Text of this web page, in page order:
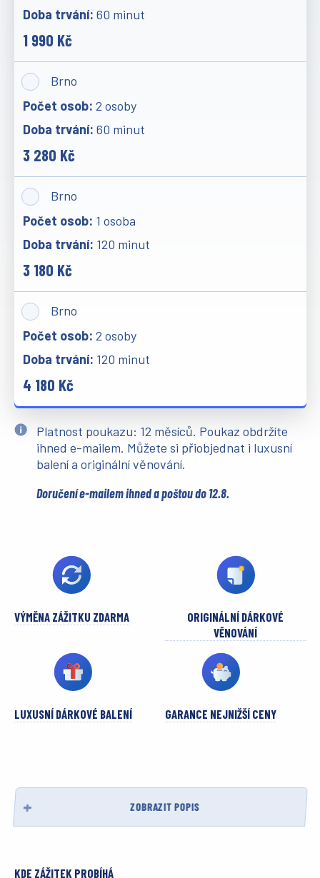
60 minut
1 990 Kč
Brno
2 osoby
60 minut
3 280 Kč
Brno
1 osoba
120 minut
3 180 Kč
Brno
2 osoby
120 minut
4 180 Kč
Platnost poukazu: 12 měsíců. Poukaz obdržíte
ihned e-mailem. Můžete si přiobjednat i luxusní
balení a originální věnování.
Doručení e-mailem ihned a poštou do 12.8.
VÝMĚNA ZÁŽITKU ZDARMA
ORIGINÁLNÍ DÁRKOVÉ
VĚNOVÁNÍ
LUXUSNÍ DÁRKOVÉ BALENÍ GARANCE NEJNIŽŠÍ CENY
ZOBRAZIT POPIS
KDE ZÁŽITEK PROBÍHÁ